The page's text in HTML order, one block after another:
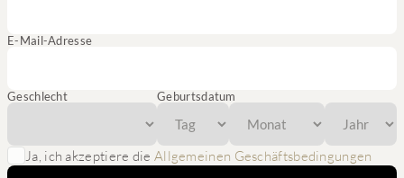
E-Mail-Adresse
Geschlecht Geburtsdatum
Ja, ich akzeptiere die Allgemeinen Geschäftsbedingungen